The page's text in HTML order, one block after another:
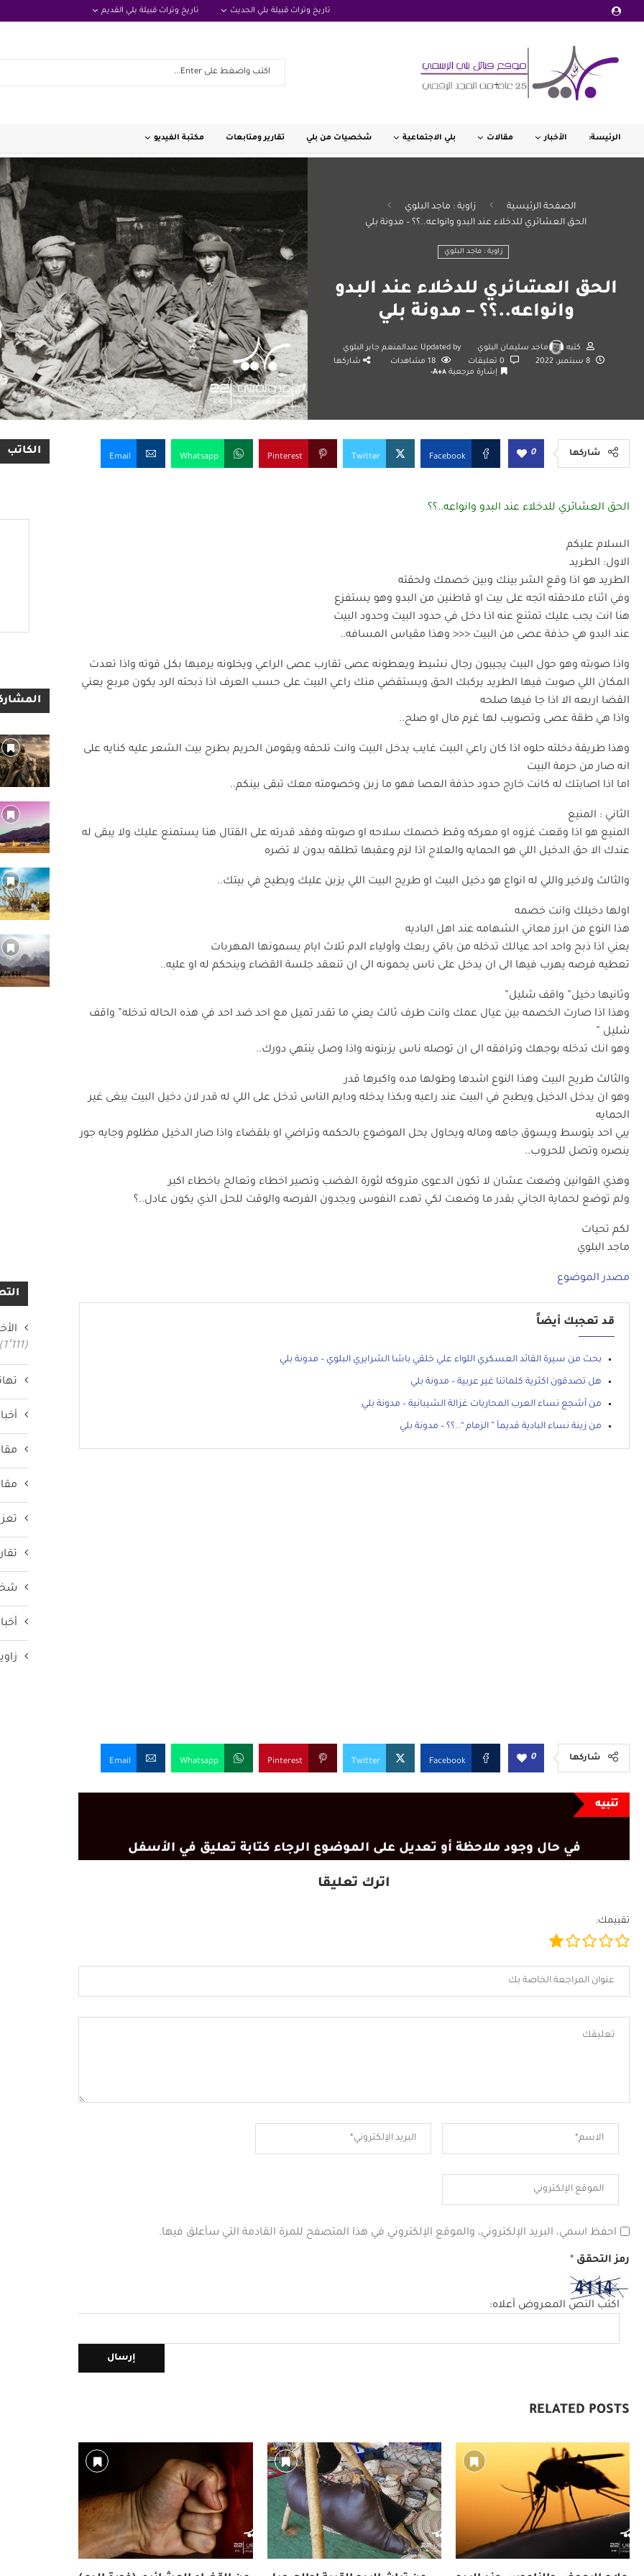
تاريخ وتراث قبيلة بلي الحديث تاريخ وتراث قبيلة بلي القديم
الرئيسة: الأخبار مقالات بلي الاجتماعية شخصيات من بلي تقارير ومتابعات مكتبة الفيديو
الصفحة الرئيسية
زاوية : ماجد البلوي
الحق العشائري للدخلاء عند البدو وانواعه..؟؟ – مدونة بلي
زاوية : ماجد البلوي
الحق العشائري للدخلاء عند البدو
وانواعه..؟؟ – مدونة بلي
كتبه ماجد سليمان البلوي Updated by عبدالمنعم جابر البلوي
8 سبتمبر، 2022
18 مشاهدات
شاركها
إشارة مرجعية
A+A-
شاركها 0
Facebook
Twitter
Pinterest
Whatsapp
Email
الحق العشائري للدخلاء عند البدو وانواعه..؟؟
السلام عليكم
الاول: الطريد
الطريد هو اذا وقع الشر بينك وبين خصمك ولحقته
وفي اثناء ملاحقته اتجه على بيت او قاطنين من البدو وهو يستفزع
هنا انت يجب عليك تمتنع عنه اذا دخل في حدود البيت وحدود البيت
عند البدو هي حذفة عصى من البيت <<< وهذا مقياس المسافه..
واذا صوبته وهو حول البيت يجيبون رجال نشيط ويعطونه عصى تقارب عصى الراعي ويخلونه يرميها بكل قوته واذا تعدت
المكان اللي صوبت فيها الطريد يركبك الحق ويستقضي منك راعي البيت على حسب العرف اذا ذبحته الرد يكون مربع يعني
القضا اربعه الا اذا جا فيها صلحه
واذا هي طقة عصى وتصويب لها غرم مال او صلح..
وهذا طريقة دخلته حلوه اذا كان راعي البيت غايب يدخل البيت وانت تلحقه ويقومن الحريم بطرح بيت الشعر عليه كنايه على
انه صار من حرمة البيت
اما اذا اصابتك له كانت خارج حدود حذفة العصا فهو ما زبن وخصومته معك تبقى بينكم..
الثاني : المنيع
المنيع هو اذا وقعت غزوه او معركه وقط خصمك سلاحه او صوبته وفقد قدرته على القتال هنا يستمنع عليك ولا يبقى له
عندك الا حق الدخيل اللي هو الحمايه والعلاج اذا لزم وعقبها تطلقه بدون لا تضره
والثالث ولاخير واللي له انواع هو دخيل البيت او طريح البيت اللي يزبن عليك ويطيح في بيتك..
اولها دخيلك وانت خصمه
هذا النوع من ابرز معاني الشهامه عند اهل الباديه
يعني اذا ذبح واحد احد عيالك تدخله من باقي ربعك وأولياء الدم ثلاث ايام يسمونها المهربات
تعطيه فرصه يهرب فيها الى ان يدخل على ناس يحمونه الى ان تنعقد جلسة القضاء وينحكم له او عليه..
وثانيها دخيل” واقف شليل”
وهذا اذا صارت الخصمه بين عيال عمك وانت طرف ثالث يعني ما تقدر تميل مع احد ضد احد في هذه الحاله تدخله” واقف
شليل ”
وهو انك تدخله بوجهك وترافقه الى ان توصله ناس يزبنونه واذا وصل ينتهي دورك..
والثالث طريح البيت وهذا النوع اشدها وطولها مده واكبرها قدر
وهو ان يدخل الدخيل ويطيح في البيت عند راعيه وبكذا يدخله ودايم الناس تدخل على اللي له قدر لان دخيل البيت يبغى غير
الحمايه
يبي احد يتوسط ويسوق جاهه وماله ويحاول يحل الموضوع بالحكمه وتراضي او بلقضاء واذا صار الدخيل مظلوم وجايه جور
ينصره وتصل للحروب..
وهذي القوانين وضعت عشان لا تكون الدعوى متروكه لثورة الغضب وتصير اخطاء وتعالج باخطاء اكبر
ولم توضع لحماية الجاني بقدر ما وضعت لكي تهدء النفوس ويجدون الفرصه والوقت للحل الذي يكون عادل..؟
لكم تحيات
ماجد البلوي
مصدر الموضوع
قد تعجبك أيضاً
بحث من سيرة القائد العسكري اللواء علي خلقي باشا الشرايري البلوي – مدونة بلي
هل تصدقون اكثرية كلماتنا غير عربية – مدونة بلي
من أشجع نساء العرب المحاربات غزالة الشيبانية – مدونة بلي
من زينة نساء البادية قديمآ ” الزمام “..؟؟ – مدونة بلي
شاركها 0
Facebook
Twitter
Pinterest
Whatsapp
Email
تنبيه
في حال وجود ملاحظة أو تعديل على الموضوع الرجاء كتابة تعليق في الأسفل
اترك تعليقًا
تقييمك:
احفظ اسمي، البريد الإلكتروني، والموقع الإلكتروني في هذا المتصفح للمرة القادمة التي سأعلق فيها.
رمز التحقق *
اكتب النص المعروض أعلاه:
RELATED POSTS
الكاتب
(1٬111)